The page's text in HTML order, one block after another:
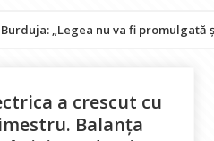
nu va fi promulgată și pune
a crescut cu
Balanţa